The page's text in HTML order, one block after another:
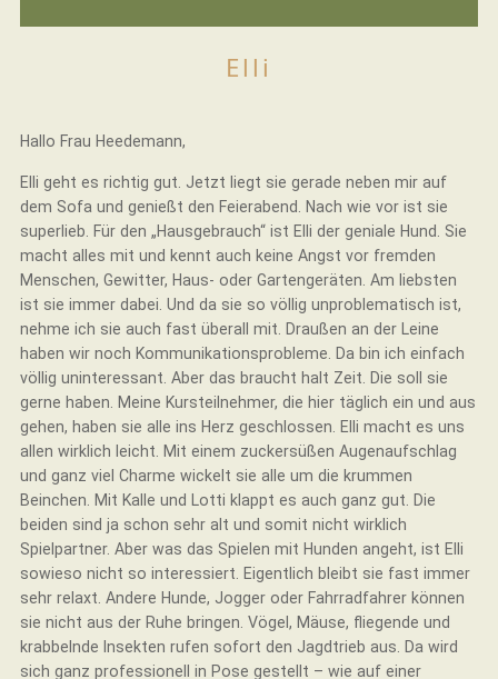
Elli
Hallo Frau Heedemann,
Elli geht es richtig gut. Jetzt liegt sie gerade neben mir auf
dem Sofa und genießt den Feierabend. Nach wie vor ist sie
superlieb. Für den „Hausgebrauch“ ist Elli der geniale Hund. Sie
macht alles mit und kennt auch keine Angst vor fremden
Menschen, Gewitter, Haus- oder Gartengeräten. Am liebsten
ist sie immer dabei. Und da sie so völlig unproblematisch ist,
nehme ich sie auch fast überall mit. Draußen an der Leine
haben wir noch Kommunikationsprobleme. Da bin ich einfach
völlig uninteressant. Aber das braucht halt Zeit. Die soll sie
gerne haben. Meine Kursteilnehmer, die hier täglich ein und aus
gehen, haben sie alle ins Herz geschlossen. Elli macht es uns
allen wirklich leicht. Mit einem zuckersüßen Augenaufschlag
und ganz viel Charme wickelt sie alle um die krummen
Beinchen. Mit Kalle und Lotti klappt es auch ganz gut. Die
beiden sind ja schon sehr alt und somit nicht wirklich
Spielpartner. Aber was das Spielen mit Hunden angeht, ist Elli
sowieso nicht so interessiert. Eigentlich bleibt sie fast immer
sehr relaxt. Andere Hunde, Jogger oder Fahrradfahrer können
sie nicht aus der Ruhe bringen. Vögel, Mäuse, fliegende und
krabbelnde Insekten rufen sofort den Jagdtrieb aus. Da wird
sich ganz professionell in Pose gestellt – wie auf einer